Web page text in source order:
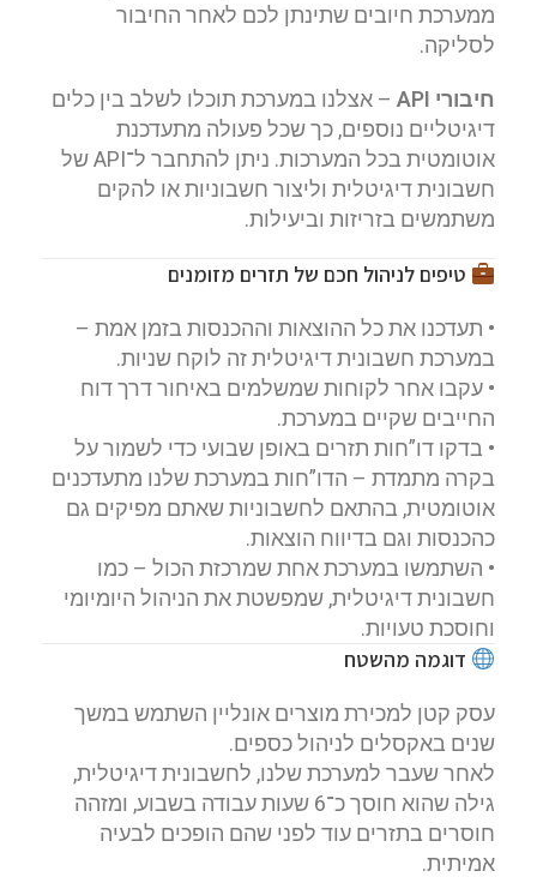
ממערכת חיובים שתינתן לכם לאחר החיבור
לסליקה.
חיבורי API
– אצלנו במערכת תוכלו לשלב בין כלים
דיגיטליים נוספים, כך שכל פעולה מתעדכנת
אוטומטית בכל המערכות. ניתן להתחבר ל־API של
חשבונית דיגיטלית וליצור חשבוניות או להקים
משתמשים בזריזות וביעילות.
טיפים לניהול חכם של תזרים מזומנים
• תעדכנו את כל ההוצאות וההכנסות בזמן אמת –
במערכת חשבונית דיגיטלית זה לוקח שניות.
• עקבו אחר לקוחות שמשלמים באיחור דרך דוח
החייבים שקיים במערכת.
• בדקו דו”חות תזרים באופן שבועי כדי לשמור על
בקרה מתמדת – הדו”חות במערכת שלנו מתעדכנים
אוטומטית, בהתאם לחשבוניות שאתם מפיקים גם
כהכנסות וגם בדיווח הוצאות.
• השתמשו במערכת אחת שמרכזת הכול – כמו
חשבונית דיגיטלית, שמפשטת את הניהול היומיומי
וחוסכת טעויות.
דוגמה מהשטח
עסק קטן למכירת מוצרים אונליין השתמש במשך
שנים באקסלים לניהול כספים.
לאחר שעבר למערכת שלנו, לחשבונית דיגיטלית,
גילה שהוא חוסך כ־6 שעות עבודה בשבוע, ומזהה
חוסרים בתזרים עוד לפני שהם הופכים לבעיה
אמיתית.